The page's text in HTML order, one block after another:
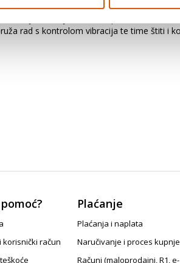
- Dijamantni lončasti brus dugog vijeka
s manje brazdi na površini.
rad s kontrolom vibracija te time štiti i
korisnički račun
Plaćanje
Plaćanja i naplata
Naručivanje i proces kupnje
Računi (maloprodajni, R1, e-